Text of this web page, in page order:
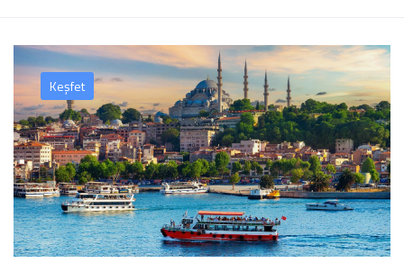
Keşfet